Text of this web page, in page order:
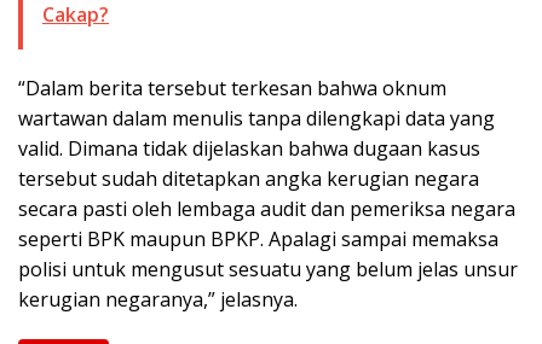
Cakap?
“Dalam berita tersebut terkesan bahwa oknum
wartawan dalam menulis tanpa dilengkapi data yang
valid. Dimana tidak dijelaskan bahwa dugaan kasus
tersebut sudah ditetapkan angka kerugian negara
secara pasti oleh lembaga audit dan pemeriksa negara
seperti BPK maupun BPKP. Apalagi sampai memaksa
polisi untuk mengusut sesuatu yang belum jelas unsur
kerugian negaranya,” jelasnya.